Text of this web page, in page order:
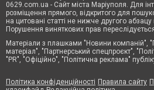
0629.com.ua - Сайт міста Маріуполя. Для
розміщення прямого, відкритого для
на цитовані статті не нижче другого
Порушення виняткових прав
Матеріали з плашками "Новини компаній",
матеріал", "Партнерський спецпроєкт",
"PR", "Офіційно", "Політична реклама"
Політика конфіденційності Правила сайту